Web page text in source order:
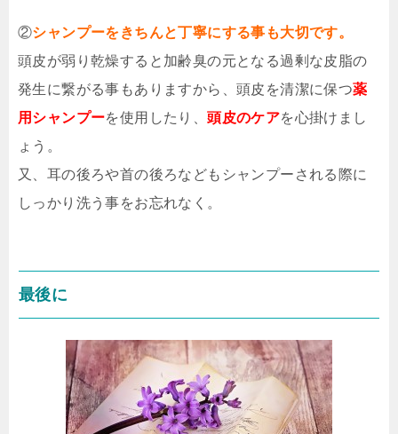
②シャンプーをきちんと丁寧にする事も大切です。
頭皮が弱り乾燥すると加齢臭の元となる過剰な皮脂の
発生に繋がる事もありますから、頭皮を清潔に保つ薬
用シャンプーを使用したり、頭皮のケアを心掛けまし
ょう。
又、耳の後ろや首の後ろなどもシャンプーされる際に
しっかり洗う事をお忘れなく。
最後に